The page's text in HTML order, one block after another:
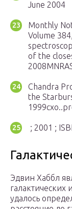
June 2004
Monthly
Volume
of the
Chandra
the
; 2001 ;
Эдвин Хаббл
удалось